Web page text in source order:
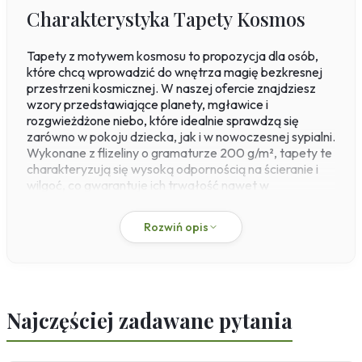
Charakterystyka Tapety Kosmos
Tapety z motywem kosmosu to propozycja dla osób,
które chcą wprowadzić do wnętrza magię bezkresnej
przestrzeni kosmicznej. W naszej ofercie znajdziesz
wzory przedstawiające planety, mgławice i
rozgwieżdżone niebo, które idealnie sprawdzą się
zarówno w pokoju dziecka, jak i w nowoczesnej sypialni.
Wykonane z flizeliny o gramaturze 200 g/m², tapety te
charakteryzują się wysoką odpornością na ścieranie i
wilgoć, co gwarantuje ich trwałość nawet w
systemem paste-the-wall (klej na ścianę) ułatwia
samodzielną aplikację i pozwala na szybką
żółtym, białym i czarnym tworzą radosny nastrój
sprzyjający zabawie i kreatywności. Tapety kosmos dla
dzieci to nie tylko dekoracja, ale też inspiracja do nauki
Rozwiń opis
Najczęściej zadawane pytania